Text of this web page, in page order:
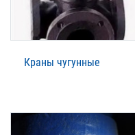
Краны чугунные